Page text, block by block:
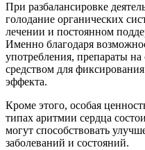
При разбалансировке
голодание органических
лечении и постоянном
Именно благодаря
употребления, препараты
средством для
эффекта.
Кроме этого, особая
типах аритмии сердца
могут способствовать
заболеваний и состояний.